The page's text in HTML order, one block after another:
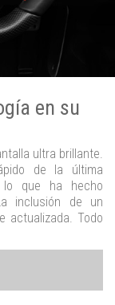
en su
ultra brillante.
de la última
lo que ha hecho
inclusión de un
actualizada. Todo